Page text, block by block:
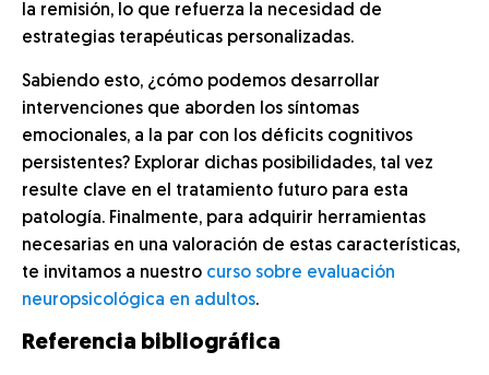
la remisión, lo que refuerza la necesidad de
estrategias terapéuticas personalizadas.
Sabiendo esto, ¿cómo podemos desarrollar
intervenciones que aborden los síntomas
emocionales, a la par con los déficits cognitivos
persistentes? Explorar dichas posibilidades, tal vez
resulte clave en el tratamiento futuro para esta
patología. Finalmente, para adquirir herramientas
necesarias en una valoración de estas características,
te invitamos a nuestro curso sobre evaluación
neuropsicológica en adultos.
Referencia bibliográfica